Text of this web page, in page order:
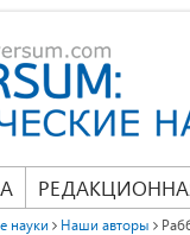
науки Наши авторы